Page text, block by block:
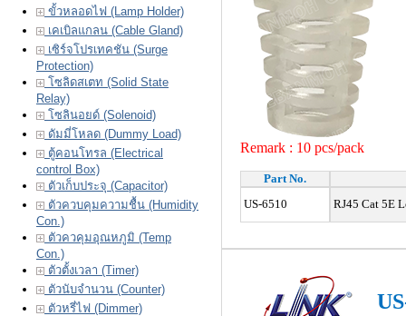
ขั้วหลอดไฟ (Lamp Holder)
เคเบิลแกลน (Cable Gland)
เซิร์จโปรเทคชัน (Surge
Protection)
โซลิดสเตท (Solid State
Relay)
โซลินอยด์ (Solenoid)
ดัมมี่โหลด (Dummy Load)
ตู้คอนโทรล (Electrical
control Box)
ตัวเก็บประจุ (Capacitor)
ตัวควบคุมความชื้น (Humidity
Con.)
ตัวควคุมอุณหภูมิ (Temp
Con.)
ตัวตั้งเวลา (Timer)
ตัวนับจำนวน (Counter)
ตัวหรี่ไฟ (Dimmer)
Remark : 10 pcs/pack
Part No.
US-6510
RJ45 Cat 5E